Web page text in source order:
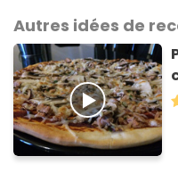
Autres idées de